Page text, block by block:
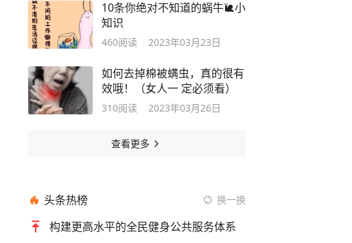
10条你绝对不知道的蜗牛🐌小
知识
460阅读 2023年03月23日
如何去掉棉被螨虫，真的很有
效哦！（女人一 定必须看）
310阅读 2023年03月26日
查看更多
头条热榜 换一换
构建更高水平的全民健身公共服务体系